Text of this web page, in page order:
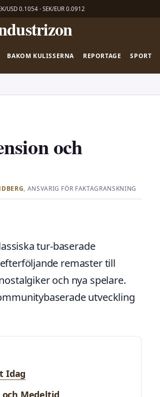
USD 0.1054 · SEK/EUR 0.0912
BAKOM KULISSERNA REPORTAGE SPORT
och
, ANSVARIG FÖR FAKTAGRANSKNING
tur-baserade
remaster till
och nya spelare.
utveckling
Idag
och Medeltid